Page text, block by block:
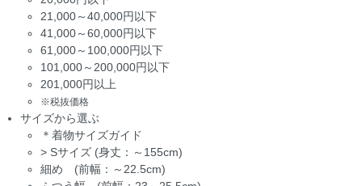
21,000～40,000円以下
41,000～60,000円以下
61,000～100,000円以下
101,000～200,000円以下
201,000円以上
※税抜価格
サイズから選ぶ
＊着物サイズガイド
> Sサイズ (身丈：～155cm)
細め (前幅：～22.5cm)